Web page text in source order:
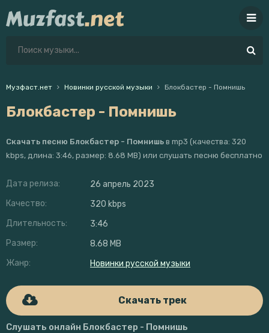
Музфаст.нет Новинки русской музыки Блокбастер - Помнишь
Блокбастер - Помнишь
Скачать песню Блокбастер - Помнишь в mp3 (качества: 320
kbps, длина: 3:46, размер: 8.68 MB) или слушать песню бесплатно
Дата релиза:
26 апрель 2023
Качество:
320 kbps
Длительность:
3:46
Размер:
8.68 MB
Жанр:
Новинки русской музыки
Скачать трек
Слушать онлайн Блокбастер - Помнишь